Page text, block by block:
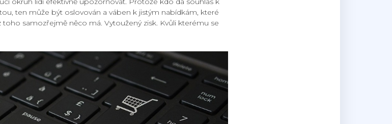
ten může být oslovován a váben k jistým nabídkám, které
samozřejmě něco má. Vytoužený zisk. Kvůli kterému se